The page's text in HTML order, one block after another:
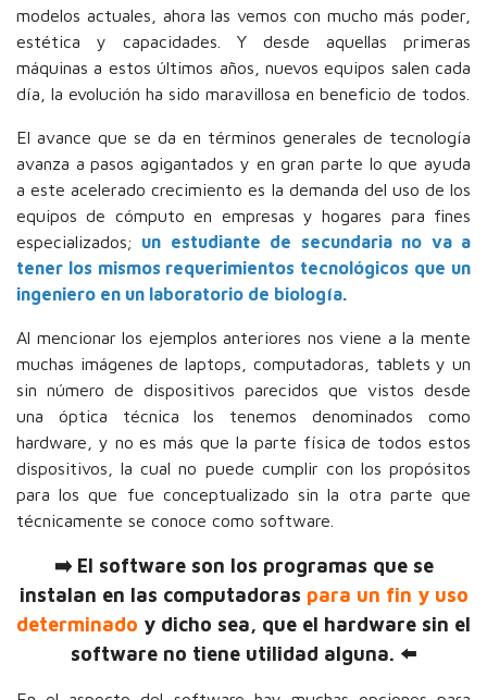
modelos actuales, ahora las vemos con mucho más poder,
estética y capacidades. Y desde aquellas primeras
máquinas a estos últimos años, nuevos equipos salen cada
día, la evolución ha sido maravillosa en beneficio de todos.
El avance que se da en términos generales de tecnología
avanza a pasos agigantados y en gran parte lo que ayuda
a este acelerado crecimiento es la demanda del uso de los
equipos de cómputo en empresas y hogares para fines
especializados; un estudiante de secundaria no va a
tener los mismos requerimientos tecnológicos que un
ingeniero en un laboratorio de biología.
Al mencionar los ejemplos anteriores nos viene a la mente
muchas imágenes de laptops, computadoras, tablets y un
sin número de dispositivos parecidos que vistos desde
una óptica técnica los tenemos denominados como
hardware, y no es más que la parte física de todos estos
dispositivos, la cual no puede cumplir con los propósitos
para los que fue conceptualizado sin la otra parte que
técnicamente se conoce como software.
➡️ El software son los programas que se
instalan en las computadoras para un fin y uso
determinado y dicho sea, que el hardware sin el
software no tiene utilidad alguna. ⬅️